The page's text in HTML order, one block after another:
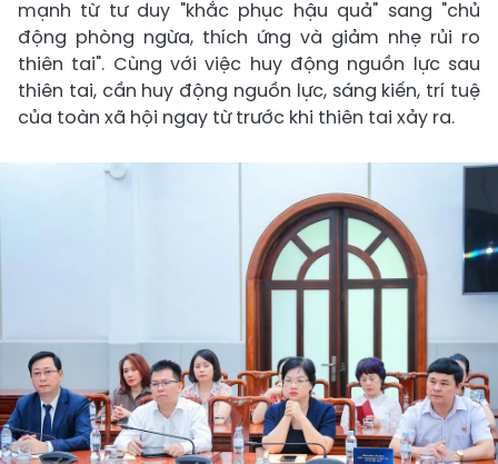
mạnh từ tư duy "khắc phục hậu quả" sang "chủ
động phòng ngừa, thích ứng và giảm nhẹ rủi ro
thiên tai". Cùng với việc huy động nguồn lực sau
thiên tai, cần huy động nguồn lực, sáng kiến, trí tuệ
của toàn xã hội ngay từ trước khi thiên tai xảy ra.